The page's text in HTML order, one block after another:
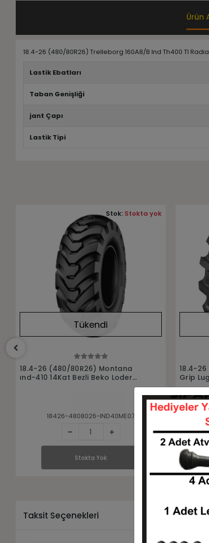
Ürün
18.4-26 (480/80R26) Trelleborg 160A8/B Ind Th400 Tl
Lastik Ebatları
Taban Genişliği
jant Çapı
Lastik Tipi
Stokta Yok
Tükendi
18.4-26 (480/80R26) 14Kat Sure
Grip Lug Goodyear Bezli Beko
18426-4808026-L6516GOODYEAR
Stok: Stokta yok
Stokta Yok
18.4-26
Özka
Lastiği
Taksit Seçenekleri